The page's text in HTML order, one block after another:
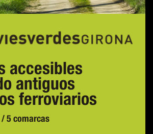
accesibles
antiguos
ferroviarios
5 comarcas